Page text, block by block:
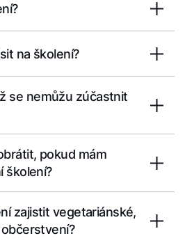
na školení?
se nemůžu zúčastnit
pokud mám
školení?
zajistit vegetariánské,